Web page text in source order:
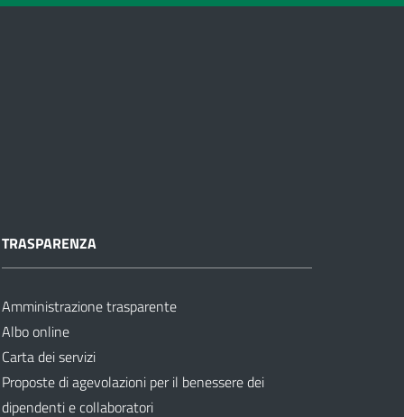
TRASPARENZA
Amministrazione trasparente
Albo online
Carta dei servizi
Proposte di agevolazioni per il benessere dei
dipendenti e collaboratori